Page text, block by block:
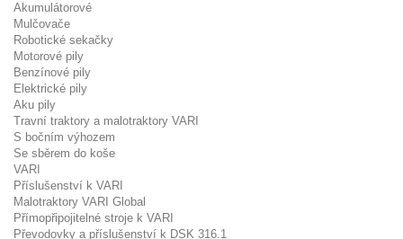
Akumulátorové
Mulčovače
Robotické sekačky
Motorové pily
Benzínové pily
Elektrické pily
Aku pily
Travní traktory a malotraktory VARI
S bočním výhozem
Se sběrem do koše
VARI
Příslušenství k VARI
Malotraktory VARI Global
Přímopřipojitelné stroje k VARI
Převodovky a příslušenství k DSK 316.1